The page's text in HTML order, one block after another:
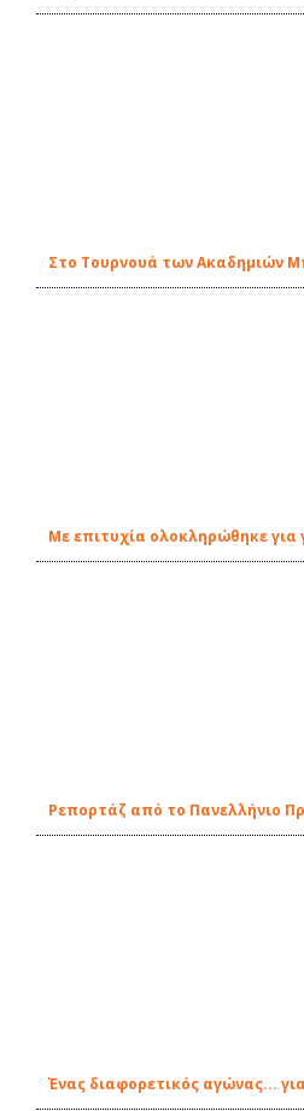
Στο Τουρνουά των Ακαδημιών
Με επιτυχία ολοκληρώθηκε για
Ρεπορτάζ από το Πανελλήνιο
Ένας διαφορετικός αγώνας...